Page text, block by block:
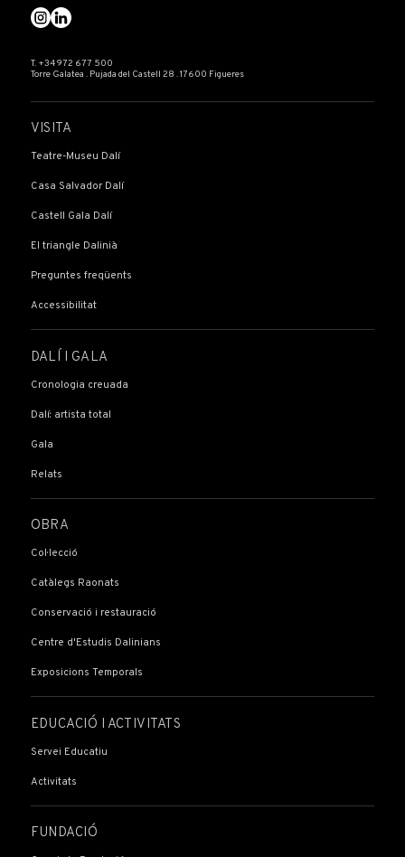
T. +34 972 677 500
Torre Galatea . Pujada del Castell 28 . 17600 Figueres
VISITA
Teatre-Museu Dalí
Casa Salvador Dalí
Castell Gala Dalí
El triangle Dalinià
Preguntes freqüents
Accessibilitat
DALÍ I GALA
Cronologia creuada
Dalí: artista total
Gala
Relats
OBRA
Col·lecció
Catàlegs Raonats
Conservació i restauració
Centre d'Estudis Dalinians
Exposicions Temporals
EDUCACIÓ I ACTIVITATS
Servei Educatiu
Activitats
FUNDACIÓ